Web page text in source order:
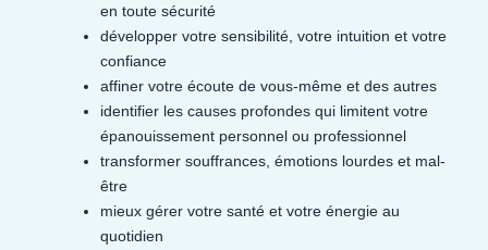
en toute sécurité
développer votre sensibilité, votre intuition et votre
confiance
affiner votre écoute de vous-même et des autres
identifier les causes profondes qui limitent votre
épanouissement personnel ou professionnel
transformer souffrances, émotions lourdes et mal-
être
mieux gérer votre santé et votre énergie au
quotidien